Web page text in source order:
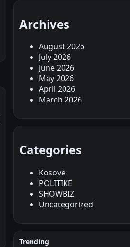
Archives
August 2026
July 2026
June 2026
May 2026
April 2026
March 2026
Categories
Kosovë
POLITIKË
SHOWBIZ
Uncategorized
Trending